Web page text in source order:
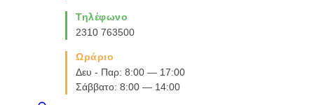
Τηλέφωνο
2310 763500
Ωράριο
Δευ - Παρ: 8:00 — 17:00
Σάββατο: 8:00 — 14:00